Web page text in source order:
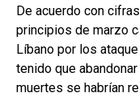
De acuerdo con
principios de marzo
Líbano por los
tenido que
muertes se habrían